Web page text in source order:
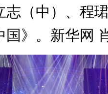
志（中）、程
国》。新华网